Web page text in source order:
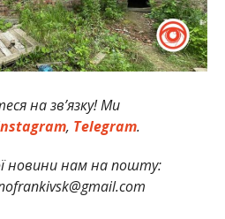
на зв’язку! Ми
, Telegram.
новини нам на пошту: